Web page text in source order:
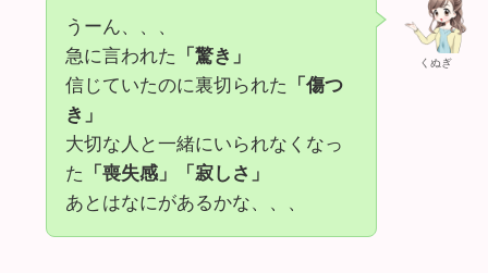
くぬぎ
うーん、、、
急に言われた
「驚き」
信じていたのに裏切られた
「傷つ
き」
大切な人と一緒にいられなくなっ
た
「喪失感」「寂しさ」
あとはなにがあるかな、、、